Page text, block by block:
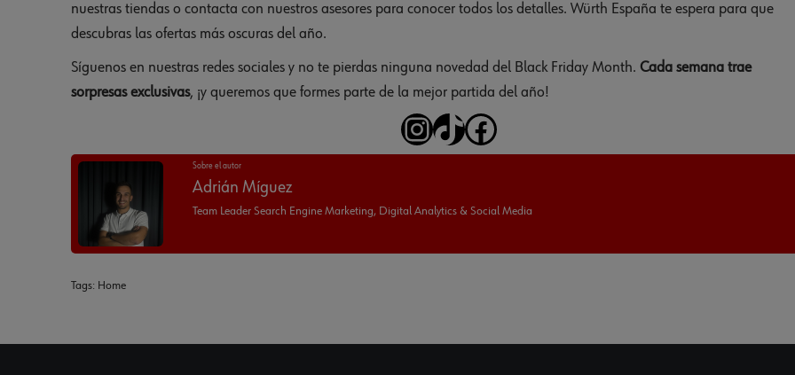
nuestras tiendas o contacta con nuestros asesores para conocer todos los detalles. Würth España te espera para que
descubras las ofertas más oscuras del año.
Síguenos en nuestras redes sociales y no te pierdas ninguna novedad del Black Friday Month. Cada semana trae
sorpresas exclusivas, ¡y queremos que formes parte de la mejor partida del año!
Sobre el autor
Adrián Míguez
Team Leader Search Engine Marketing, Digital Analytics & Social Media
Tags: Home